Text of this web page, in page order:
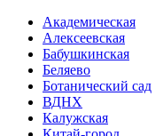
Академическая
Алексеевская
Бабушкинская
Беляево
Ботанический сад
ВДНХ
Калужская